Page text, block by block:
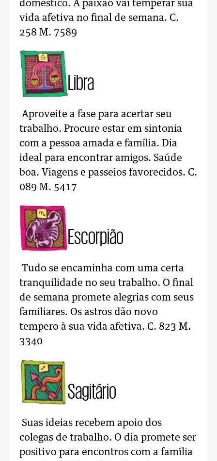
doméstico. A paixão vai temperar sua
vida afetiva no final de semana. C.
258 M. 7589
Libra
Aproveite a fase para acertar seu
trabalho. Procure estar em sintonia
com a pessoa amada e família. Dia
ideal para encontrar amigos. Saúde
boa. Viagens e passeios favorecidos. C.
089 M. 5417
Escorpião
Tudo se encaminha com uma certa
tranquilidade no seu trabalho. O final
de semana promete alegrias com seus
familiares. Os astros dão novo
tempero à sua vida afetiva. C. 823 M.
3340
Sagitário
Suas ideias recebem apoio dos
colegas de trabalho. O dia promete ser
positivo para encontros com a família